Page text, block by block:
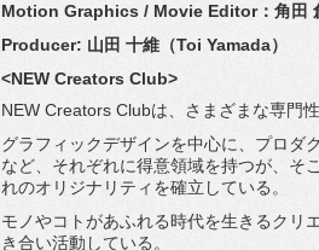
Motion Graphics / Movie Editor：角田
Producer: 山田 十維（Toi Yamada）
<NEW Creators Club>
NEW Creators Clubは、 さまざまな専門
グラフィックデザインを中心に、プロダ
など、 それぞれに得意領域を持つが、そ
れのオリジナリティを確立している。
モノやコトがあふれる時代を生きるクリ
き合い活動している。